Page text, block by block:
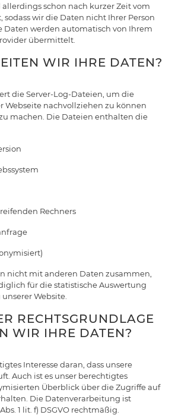
allerdings schon nach kurzer Zeit vom
sodass wir die Daten nicht Ihrer Person
Daten werden automatisch von Ihrem
übermittelt.
WIR IHRE DATEN?
die Server-Log-Dateien, um die
Webseite nachvollziehen zu können
machen. Die Dateien enthalten die
Rechners
nicht mit anderen Daten zusammen,
für die statistische Auswertung
Website.
RECHTSGRUNDLAGE
WIR IHRE DATEN?
Interesse daran, dass unsere
Auch ist es unser berechtigtes
Überblick über die Zugriffe auf
Die Datenverarbeitung ist
1 lit. f) DSGVO rechtmäßig.